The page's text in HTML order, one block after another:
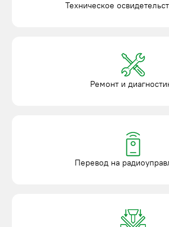
Техническое
Ремонт и
Перевод на